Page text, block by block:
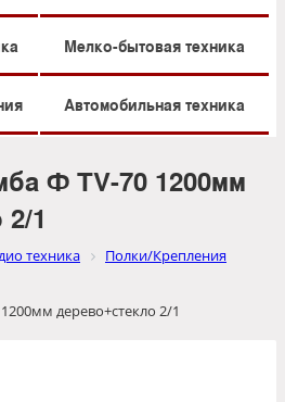
Мелко-бытовая техника
Автомобильная техника
Ф TV-70 1200мм
1
техника
Полки/Крепления
дерево+стекло 2/1